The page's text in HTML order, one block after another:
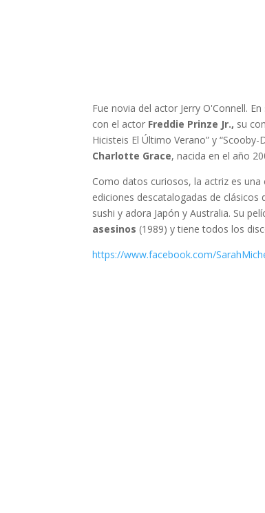
Fue novia del actor Jerry O'Connell.
con el actor Freddie Prinze Jr., su
Hicisteis El Último Verano” y
Charlotte Grace, nacida en el año
Como datos curiosos, la actriz es una
ediciones descatalogadas de
sushi y adora Japón y Australia. Su
asesinos (1989) y tiene todos los
https://www.facebook.com/